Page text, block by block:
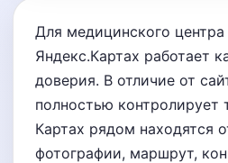
Для медицинского центра
Яндекс.Картах работает
доверия. В отличие от
полностью контролирует
Картах рядом находятся
фотографии, маршрут,